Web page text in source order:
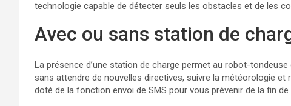
technologie capable de détecter seuls les obstacles et de les
Avec ou sans station de
La présence d’une station de charge permet au robot-
sans attendre de nouvelles directives, suivre la météorologie
doté de la fonction envoi de SMS pour vous prévenir de la fin de